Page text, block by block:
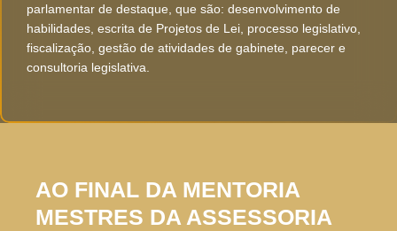
parlamentar de destaque, que são: desenvolvimento de
habilidades, escrita de Projetos de Lei, processo legislativo,
fiscalização, gestão de atividades de gabinete, parecer e
consultoria legislativa
AO FINAL DA MENTORIA
MESTRES DA ASSESSORIA